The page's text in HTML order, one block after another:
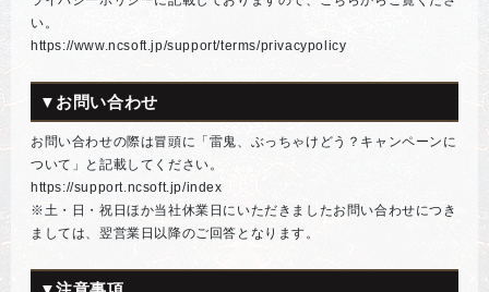
い。
https://www.ncsoft.jp/support/terms/privacypolicy
▼お問い合わせ
お問い合わせの際は冒頭に「雷鬼、ぶっちゃけどう？キャンペーンに
ついて」と記載してください。
https://support.ncsoft.jp/index
※土・日・祝日ほか当社休業日にいただきましたお問い合わせにつき
ましては、翌営業日以降のご回答となります。